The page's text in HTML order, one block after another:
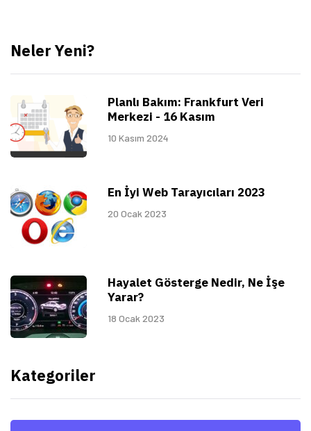
Neler Yeni?
Planlı Bakım: Frankfurt Veri
Merkezi - 16 Kasım
10 Kasım 2024
En İyi Web Tarayıcıları 2023
20 Ocak 2023
Hayalet Gösterge Nedir, Ne İşe
Yarar?
18 Ocak 2023
Kategoriler